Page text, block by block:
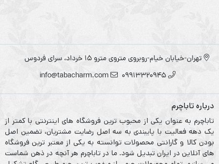
تهران-خیابان خیام-روبروی متروی مترو ۱۵ خرداد، سرای فردوس
09913320945
info@tabacharm.com
درباره تاباچرم
تاباچرم به عنوان یکی از محبوب ترین فروشگاه های اینترنتی با کمتر از
یک دهه فعالیت با پایبندی به سه اصل رضایت مشتریان، تضمین اصل
بودن کالا و گارانتی محصولات توانسته به یکی از معتبر ترین فروشگاه
های آنلاین در ایران تبدیل شود. ما در تاباچرم هر آنچه در ذهن شماست